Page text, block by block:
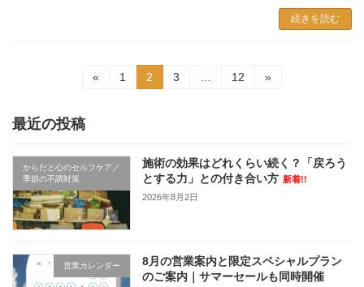
続きを読む
の
ペ
ー
ジ
り
«
固1
固
定
2
固
3
固
12 »
最近の投稿
からだと心のセルフケア／
季節の不調対策
施術の効果はどれくらい続く？「戻ろう
とする力」との付き合い方 新着!!
2026年8月2日
営業カレンダー
8月の営業案内と限定スペシャルプラン
のご案内｜サマーセールも同時開催